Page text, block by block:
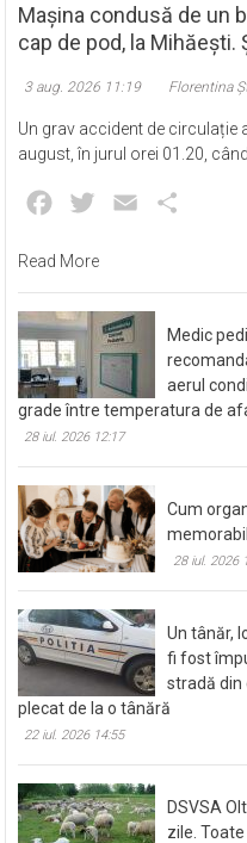
Mașina condusă de un
cap de pod, la Mihăești.
3 aug. 2026 11:19 Florentina
Un grav accident de circulație
august, în jurul orei 01.20,
Facebook
Twitter Email
Read More
Medic
aerul
grade între temperatura de
28 iul. 2026 12:17
Cum
28 iul. 2026
Un tânăr,
fi fost
stradă din
plecat de la o tânără
22 iul. 2026 14:55
DSVSA
zile.